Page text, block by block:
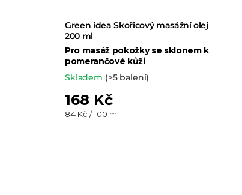
Green idea Skořicový masážní olej
200 ml
Pro masáž pokožky se sklonem k
pomerančové kůži
Skladem (>5 balení)
168 Kč
Měrná
84 Kč / 100 ml